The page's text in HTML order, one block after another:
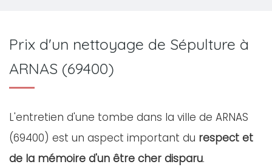
Prix d'un nettoyage de Sépulture à
ARNAS (69400)
L'entretien d'une tombe dans la ville de ARNAS
(69400) est un aspect important du respect et
de la mémoire d'un être cher disparu.